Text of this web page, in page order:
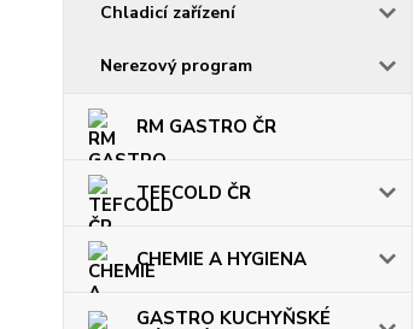
Chladicí zařízení
Nerezový program
RM GASTRO ČR
TEFCOLD ČR
CHEMIE A HYGIENA
GASTRO KUCHYŇSKÉ